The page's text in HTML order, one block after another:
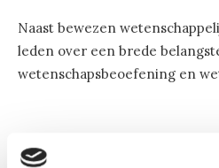
Naast bewezen
leden over een brede
wetenschapsbeoefening en